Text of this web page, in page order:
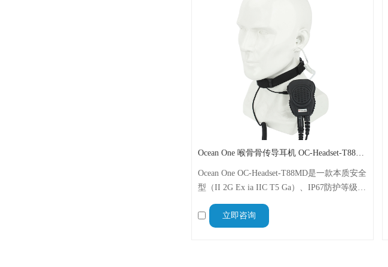
Ocean One OC-Headset-T88MD是一款本质安全
型（II 2G Ex ia IIC T5 Ga）、IP67防护等级的
晰、免提和隐蔽的通信而设计，与摩托罗拉
XIR P6600I和E8600iIS无线电兼容。
立即咨询